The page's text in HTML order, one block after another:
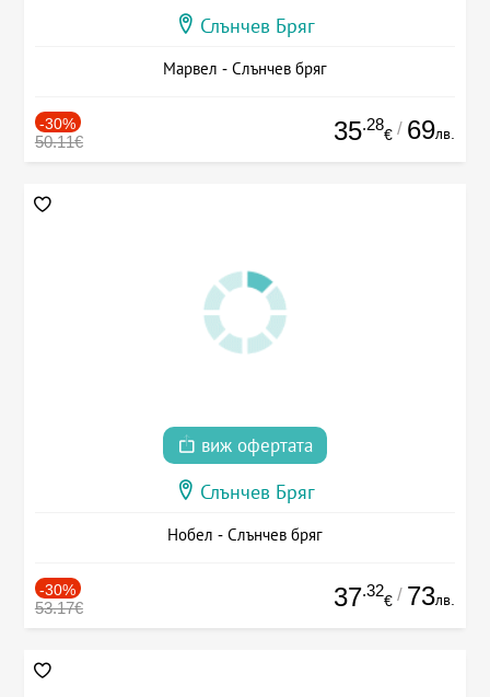
Слънчев Бряг
Марвел - Слънчев бряг
-30%
50.11€ 35.28
€ / 69лв.
виж офертата
Слънчев Бряг
Нобел - Слънчев бряг
-30%
53.17€ 37.32
€ / 73лв.